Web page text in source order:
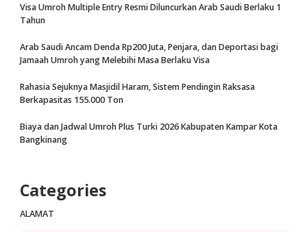
Visa Umroh Multiple Entry Resmi Diluncurkan Arab Saudi Berlaku 1
Tahun
Arab Saudi Ancam Denda Rp200 Juta, Penjara, dan Deportasi bagi
Jamaah Umroh yang Melebihi Masa Berlaku Visa
Rahasia Sejuknya Masjidil Haram, Sistem Pendingin Raksasa
Berkapasitas 155.000 Ton
Biaya dan Jadwal Umroh Plus Turki 2026 Kabupaten Kampar Kota
Bangkinang
Categories
ALAMAT